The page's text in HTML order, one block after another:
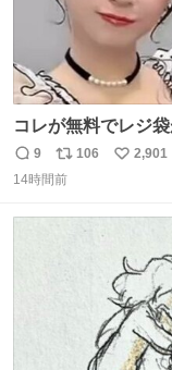
コレが無料でレジ
返
信
9
リ
ポ
106
い
2,901
14時間前